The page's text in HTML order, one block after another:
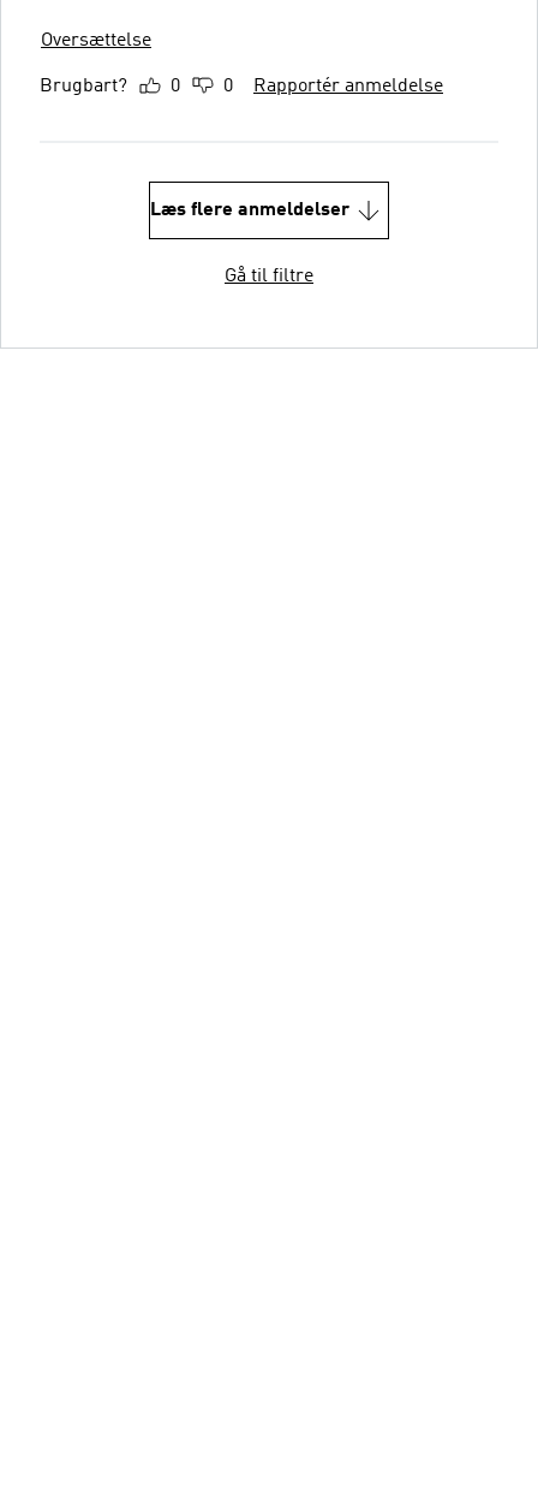
Oversættelse
Brugbart? 0 0 Rapportér anmeldelse
Læs flere anmeldelser
Gå til filtre